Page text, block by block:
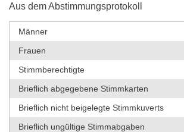
Aus dem Abstimmungsprotokoll
Männer
Frauen
Stimmberechtigte
Brieflich abgegebene Stimmkarten
Brieflich nicht beigelegte Stimmkuverts
Brieflich ungültige Stimmabgaben